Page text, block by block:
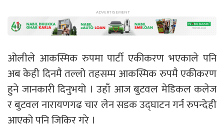
ओलीले आकस्मिक रुपमा पार्टी एकीकरण भएकाले पनि
अब केही दिनमै तल्लो तहसम्म आकस्मिक रुपमै एकीकरण
हुने जानकारी दिनुभयो । उहाँ आज बुटवल मेडिकल कलेज
र बुटवल नारायणगढ चार लेन सडक उद्घाटन गर्न रुपन्देही
आएको पनि जिकिर गरे ।